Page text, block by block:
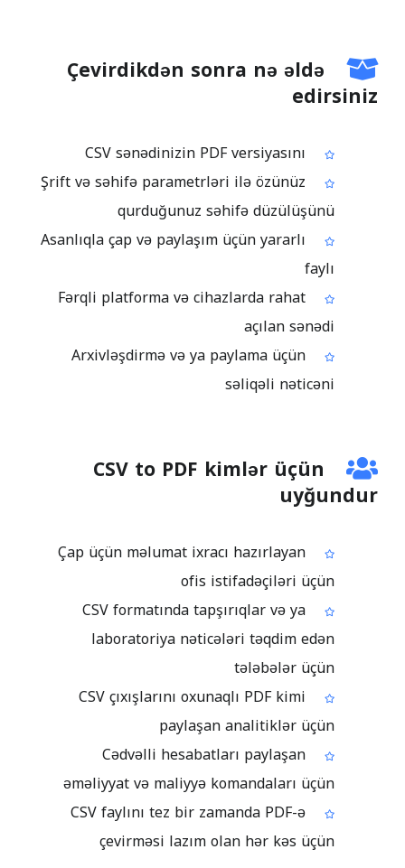
Çevirdikdən sonra nə əldə
edirsiniz
Şrift və səhifə parametrləri ilə özünüz
qurduğunuz səhifə düzülüşünü
Asanlıqla çap və paylaşım üçün yararlı
faylı
Fərqli platforma və cihazlarda rahat
açılan sənədi
Arxivləşdirmə və ya paylama üçün
səliqəli nəticəni
CSV to PDF kimlər üçün
uyğundur
Çap üçün məlumat ixracı hazırlayan
ofis istifadəçiləri üçün
CSV formatında tapşırıqlar və ya
laboratoriya nəticələri təqdim edən
tələbələr üçün
CSV çıxışlarını oxunaqlı PDF kimi
paylaşan analitiklər üçün
Cədvəlli hesabatları paylaşan
əməliyyat və maliyyə komandaları üçün
CSV faylını tez bir zamanda PDF-ə
çevirməsi lazım olan hər kəs üçün